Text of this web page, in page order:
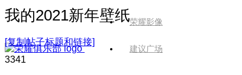
荣耀影像
建议广场
我的2021新年壁纸
[复制帖子标题和链接]
3341